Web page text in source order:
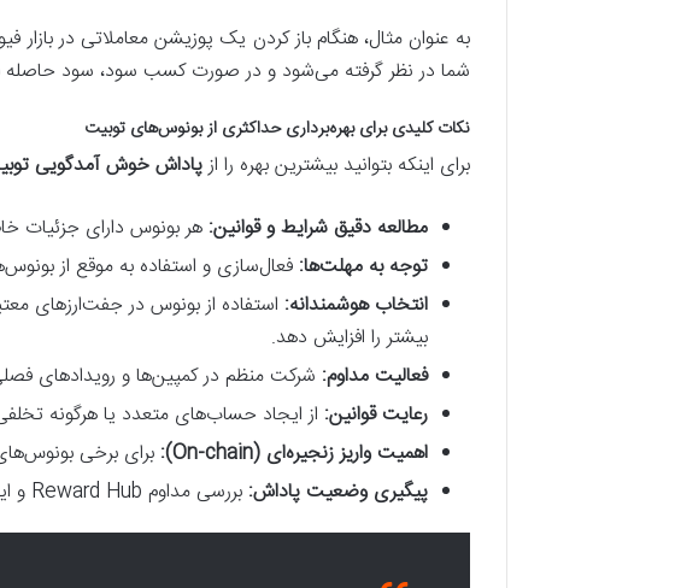
به عنوان مثال، هنگام باز کردن یک پوزیشن معاملاتی در بازار
شما در نظر گرفته می‌شود و در صورت کسب سود، سود حاصله
نکات کلیدی برای بهره‌برداری حداکثری از بونوس‌های توبیت
برای اینکه بتوانید بیشترین بهره را ازپاداش خوش آمدگویی
مطالعه دقیق شرایط و قوانین: هر بونوس دارای جزئیات
توجه به مهلت‌ها: فعال‌سازی و استفاده به موقع از
انتخاب هوشمندانه:
بیشتر را افزایش دهد.
فعالیت مداوم: شرکت منظم در کمپین‌ها و رویدادهای
رعایت قوانین: از ایجاد حساب‌های متعدد یا هرگونه
اهمیت واریز زنجیره‌ای (On-chain):
برای برخی
پیگیری وضعیت پاداش: بررسی مداوم Reward Hub و ایمیل‌ها برای اطلاع از توزیع پاداش‌ها و کمپین‌های جدید